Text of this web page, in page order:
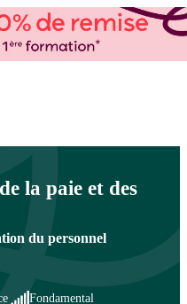
à Paris et en régions
la paie et des
du personnel
Fondamental